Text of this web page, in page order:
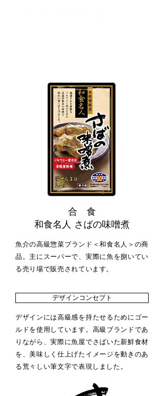
合 食
和食名人 さばの味噌煮
​魚介の高級惣菜ブランド＜和食名人＞の商
品。主にスーパーで、実際に魚を捌いてい
る売り場で販売されています。
デザインコンセプト
デザインには高級感を持たせるためにゴー
ルドを使用しています。高級ブランドであ
りながら、実際に魚屋でさばいた新鮮食材
を、美味しく仕上げたイメージを動きのあ
る荒々しい筆文字で表現しました。